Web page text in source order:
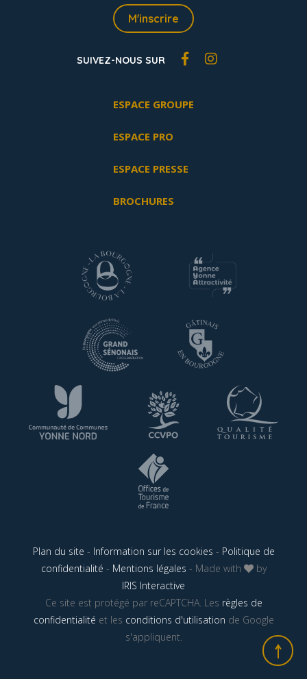
M'inscrire
SUIVEZ-NOUS SUR
ESPACE GROUPE
ESPACE PRO
ESPACE PRESSE
BROCHURES
Plan du site - Information sur les cookies - Politique de
confidentialité - Mentions légales - Made with
by
IRIS Interactive
Ce site est protégé par reCAPTCHA. Les règles de
confidentialité et les conditions d'utilisation de Google
s'appliquent.